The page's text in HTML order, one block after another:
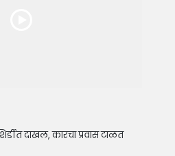
दाखल, कारचा प्रवास टाळत